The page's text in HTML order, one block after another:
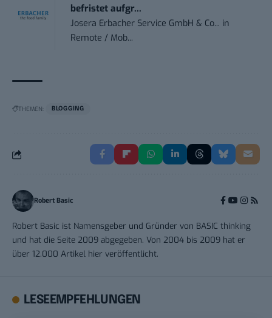
befristet aufgr...
Josera Erbacher Service GmbH & Co... in
Remote / Mob...
THEMEN: BLOGGING
Robert Basic
Robert Basic ist Namensgeber und Gründer von BASIC thinking
und hat die Seite 2009 abgegeben. Von 2004 bis 2009 hat er
über 12.000 Artikel hier veröffentlicht.
LESEEMPFEHLUNGEN